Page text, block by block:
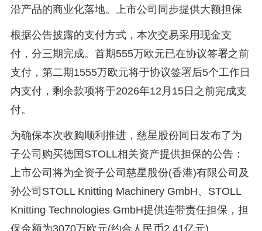
沿产品的商业化落地。上市公司同步提供大额担保
根据公告披露的支付方式，本次交易采用现金支
付，分三期完成。首期555万欧元已在协议签署之前
支付，第二期1555万欧元将于协议签署后5个工作日
内支付，剩余款项将于2026年12月15日之前完成支
付。
为确保本次收购顺利推进，慈星股份同日发布了为
子公司购买德国STOLL相关资产提供担保的公告：
上市公司将为全资子公司慈星股份(香港)有限公司及
孙公司STOLL Knitting Machinery GmbH、STOLL
Knitting Technologies GmbH提供连带责任担保，担
保金额为3070万欧元(约合人民币2.41亿元)。